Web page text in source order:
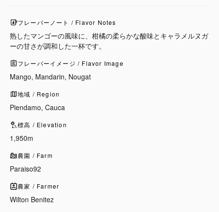
フレーバーノート / Flavor Notes
熟したマンゴーの風味に、柑橘の柔らかな酸味とキャラメルヌガ
ーの甘さが調和した一杯です。
フレーバーイメージ / Flavor Image
Mango, Mandarin, Nougat
地域 / Region
Piendamo, Cauca
標高 / Elevation
1,950m
農園 / Farm
Paraiso92
農家 / Farmer
Wilton Benitez